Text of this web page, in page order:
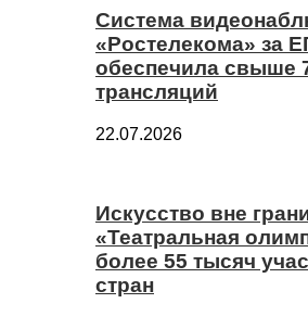
Система
«Ростелекома» за
обеспечила свыше
трансляций
22.07.2026
Искусство вне
«Театральная
более 55 тысяч
стран